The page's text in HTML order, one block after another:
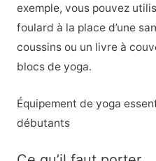
exemple, vous pouvez
foulard à la place d’une
coussins ou un livre à
blocs de yoga.
Équipement de yoga
débutants